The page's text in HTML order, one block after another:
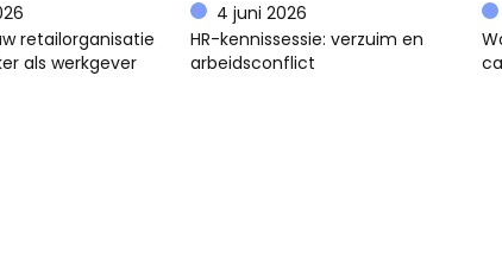
retailorganisatie
als werkgever
4 juni 2026
HR-kennissessie: verzuim en
arbeidsconflict